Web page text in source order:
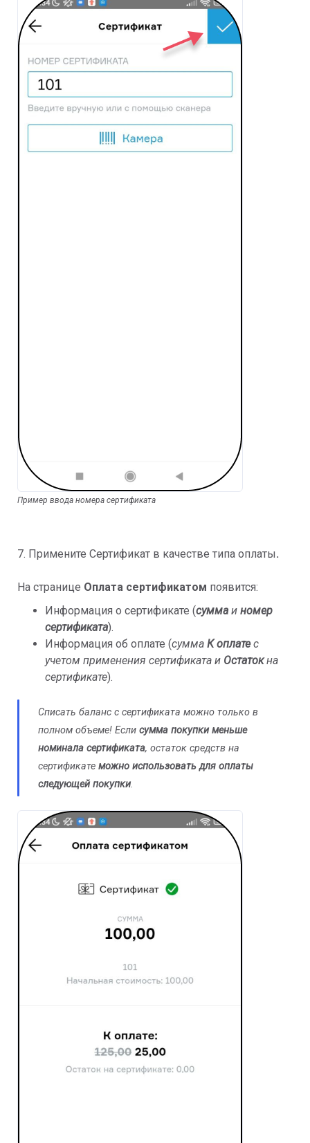
Пример ввода номера сертификата
7. Примените Сертификат в качестве типа оплаты.
На странице Оплата сертификатом появится:
Информация о сертификате (сумма и номер
сертификата).
Информация об оплате (сумма К оплатес
учетом применения сертификата и Остатокна
сертификате).
Списать баланс с сертификата можно только в
полном объеме! Если сумма покупки меньше
номинала сертификата, остаток средств на
сертификате можно использовать для оплаты
следующей покупки.